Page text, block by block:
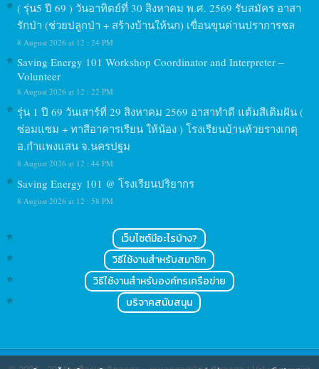
( รุ่น5 ปี 69 ) วันอาทิตย์ที่ 30 สิงหาคม พ.ศ. 2569 รับสมัคร อาสา
รักป่า (ช่วยปลูกป่า + สร้างบ้านให้นก) เขื่อนขุนด่านปราการชล
8 August 2026 at 12 : 24 PM
Saving Energy 101 Workshop Coordinator and Interpreter –
Volunteer
8 August 2026 at 12 : 22 PM
รุ่น 1 ปี 69 วันเสาร์ที่ 29 สิงหาคม 2569 อาสาทำดี แต้มสีเติมฝัน (
ซ่อมแซม + ทาสีอาคารเรียน ให้น้อง ) โรงเรียนบ้านห้วยรางเกตุ
อ.กำแพงแสน จ.นครปฐม
8 August 2026 at 12 : 44 PM
Saving Energy 101 @ โรงเรียนปริยากร
8 August 2026 at 12 : 58 PM
เว็บไซต์มีอะไรบ้าง?
วิธีใช้งานสำหรับสมาชิก
วิธีใช้งานสำหรับองค์กรเครือข่าย
บริจาคสนับสนุน